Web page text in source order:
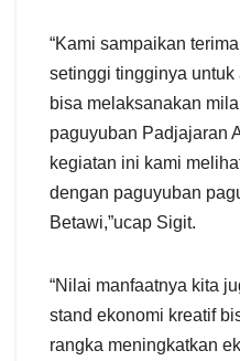
“Kami sampaikan
setinggi tingginya
bisa melaksanakan
paguyuban Padjajaran
kegiatan ini kami
dengan paguyuban
Betawi,”ucap Sigit.
“Nilai manfaatnya kita
stand ekonomi kreatif
rangka meningkatkan